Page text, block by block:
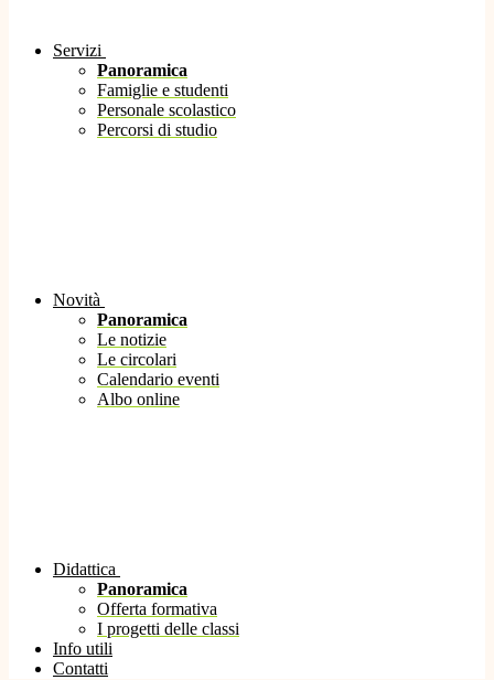
Servizi
Panoramica
Famiglie e studenti
Personale scolastico
Percorsi di studio
Novità
Panoramica
Le notizie
Le circolari
Calendario eventi
Albo online
Didattica
Panoramica
Offerta formativa
I progetti delle classi
Info utili
Contatti